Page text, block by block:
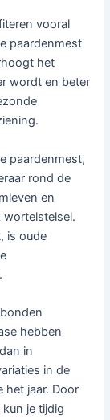
vooral
paardenmest
het
wordt en beter
paardenmest,
rond de
en
is oude
hebben
in
in de
het jaar. Door
je tijdig